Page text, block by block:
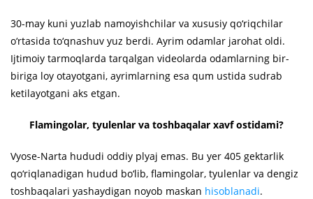
30-may kuni yuzlab namoyishchilar va xususiy qo‘riqchilar
o‘rtasida to‘qnashuv yuz berdi. Ayrim odamlar jarohat oldi.
Ijtimoiy tarmoqlarda tarqalgan videolarda odamlarning bir-
biriga loy otayotgani, ayrimlarning esa qum ustida sudrab
ketilayotgani aks etgan.
Flamingolar, tyulenlar va toshbaqalar xavf ostidami?
Vyose-Narta hududi oddiy plyaj emas. Bu yer 405 gektarlik
qo‘riqlanadigan hudud bo‘lib, flamingolar, tyulenlar va dengiz
toshbaqalari yashaydigan noyob maskan hisoblanadi.